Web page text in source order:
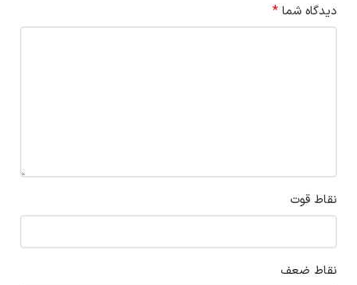
دیدگاه شما *
نقاط قوت
نقاط ضعف